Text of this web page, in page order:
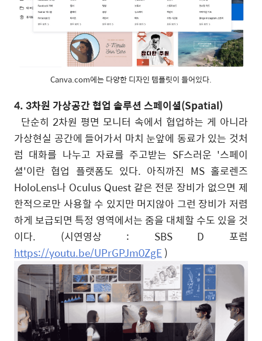
Canva.com에는 다양한 디자인 템플릿이 들어있다.
4. 3차원 가상공간 협업 솔루션 스페이셜(Spatial)
단순히 2차원 평면 모니터 속에서 협업하는 게 아니라
가상현실 공간에 들어가서 마치 눈앞에 동료가 있는 것처
럼 대화를 나누고 자료를 주고받는 SF스러운 '스페이
셜'이란 협업 플랫폼도 있다. 아직까진 MS 홀로렌즈
HoloLens나 Oculus Quest 같은 전문 장비가 없으면 제
한적으로만 사용할 수 있지만 머지않아 그런 장비가 저렴
하게 보급되면 특정 영역에서는 줌을 대체할 수도 있을 것
이다. (시연영상 : SBS D 포럼
https://youtu.be/UPrGPJm0ZgE )